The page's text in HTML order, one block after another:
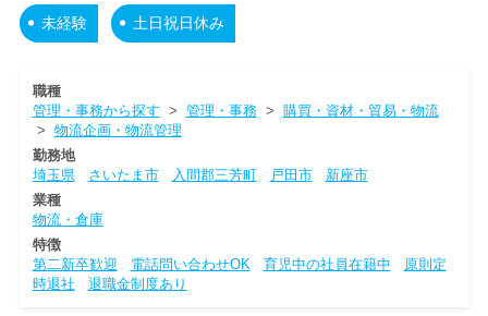
未経験 土日祝日休み
職種
管理・事務から探す > 管理・事務> 購買・資材・貿易・物流
> 物流企画・物流管理
勤務地
埼玉県
さいたま市 入間郡三芳町 戸田市
新座市
業種
物流・倉庫
特徴
第二新卒歓迎
電話問い合わせOK 育児中の社員在籍中
原則定
時退社
退職金制度あり